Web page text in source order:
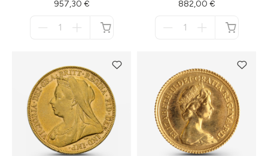
957,30 €
882,00 €